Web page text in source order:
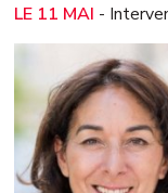
11 MAI -